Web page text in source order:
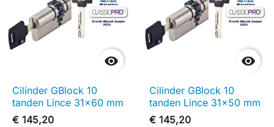

Cilinder GBlock 10
tanden Lince 31x60 mm
€ 145,20

Cilinder GBlock 10
tanden Lince 31x50 mm
€ 145,20